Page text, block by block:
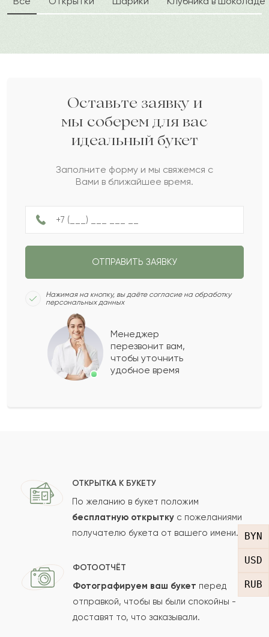
BYN
USD
RUB
С 2022-05-30
Сарман
Е 2022-04-06
Ернар
2022-03-09
Гелана
2022-02-09
Алико
Варлаам
А Айкумис
Куприян
Показать еще
Ваш e-mail
Отзыв
Оставьте заявку и
мы соберем для вас
идеальный букет
Заполните форму и мы свяжемся с
Вами в ближайшее время.
ОТПРАВИТЬ ЗАЯВКУ
Нажимая на кнопку, вы даёте согласие на обработку
персональных данных
Менеджер
перезвонит вам,
чтобы уточнить
удобное время
ОТКРЫТКА К БУКЕТУ
По желанию в букет положим
бесплатную открытку с пожеланиями
получателю букета от вашего имени.
ФОТООТЧЁТ
Фотографируем ваш букет перед
отправкой, чтобы вы были спокойны -
доставят то, что заказывали.